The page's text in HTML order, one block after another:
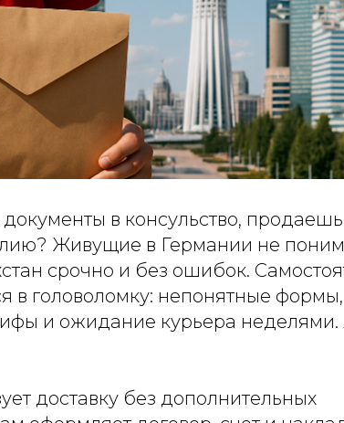
в консульство, продаешь
Живущие в Германии не
срочно и без ошибок.
в головоломку: непонятные формы,
и ожидание курьера неделями.
доставку без дополнительных